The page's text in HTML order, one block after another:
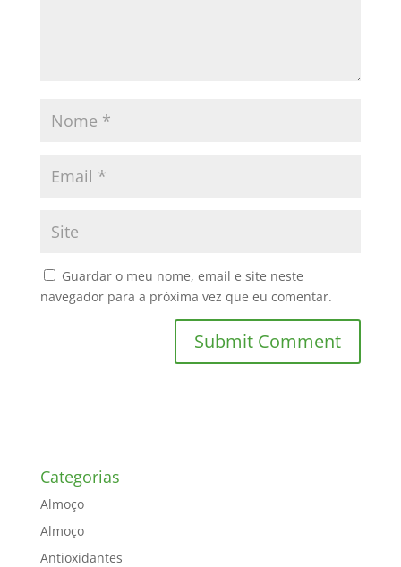
Guardar o meu nome, email e site neste
navegador para a próxima vez que eu comentar.
Categorias
Almoço
Almoço
Antioxidantes